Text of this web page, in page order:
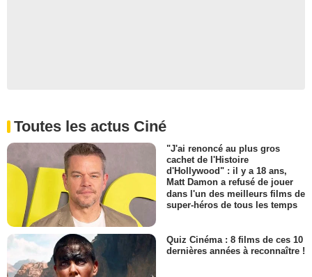
Toutes les actus Ciné
"J'ai renoncé au plus gros
cachet de l'Histoire
d'Hollywood" : il y a 18 ans,
Matt Damon a refusé de jouer
dans l'un des meilleurs films de
super-héros de tous les temps
Quiz Cinéma : 8 films de ces 10
dernières années à reconnaître !